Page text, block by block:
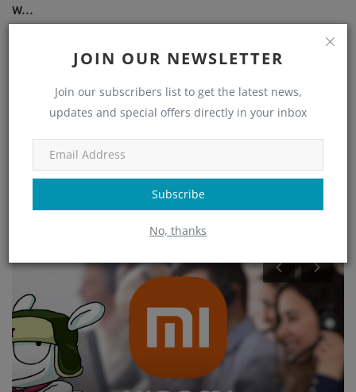
JOIN OUR NEWSLETTER
Join our subscribers list to get the latest news,
updates and special offers directly in your inbox
Subscribe
No, thanks
w...
Personal (41)